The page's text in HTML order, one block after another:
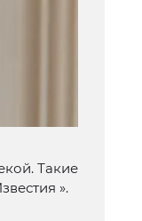
Такие
».